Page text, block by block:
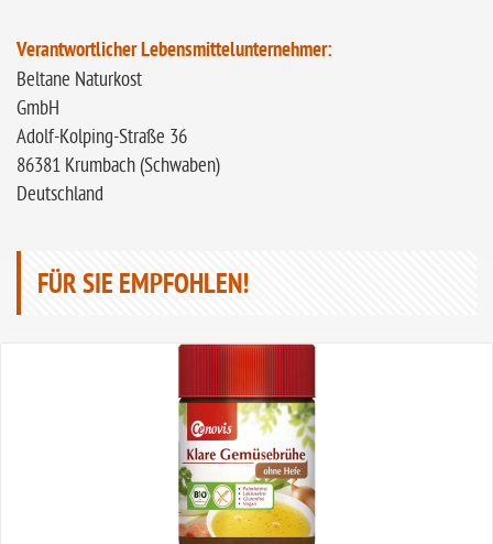
Verantwortlicher Lebensmittelunternehmer:
Beltane Naturkost
GmbH
Adolf-Kolping-Straße 36
86381 Krumbach (Schwaben)
Deutschland
FÜR SIE EMPFOHLEN!